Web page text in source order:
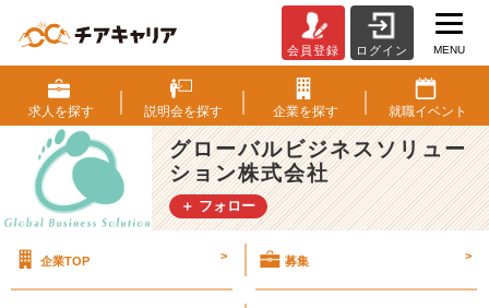
卒
入
社
の
決
め
手
し
会員登録 ログイン MENU
求人を探す 説明会を探す 企業を探す 就職イベント
グローバルビジネスソリュー
ション株式会社
＋ フォロー
企業TOP > 募集 >